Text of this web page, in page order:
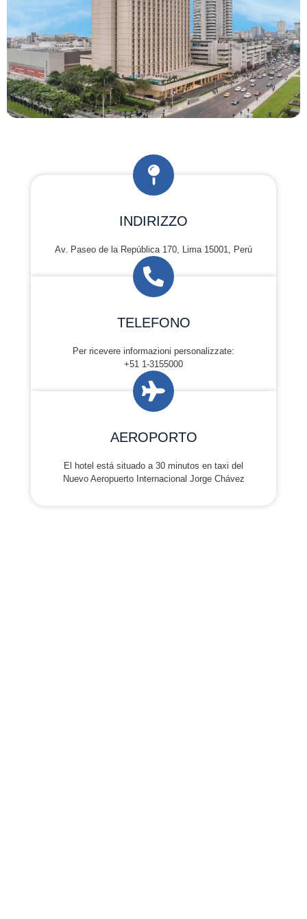
INDIRIZZO
Av. Paseo de la República 170, Lima 15001, Perú​
TELEFONO
Per ricevere informazioni personalizzate:
+51 1-3155000
AEROPORTO
El hotel está situado a 30 minutos en taxi del
Nuevo Aeropuerto Internacional Jorge Chávez